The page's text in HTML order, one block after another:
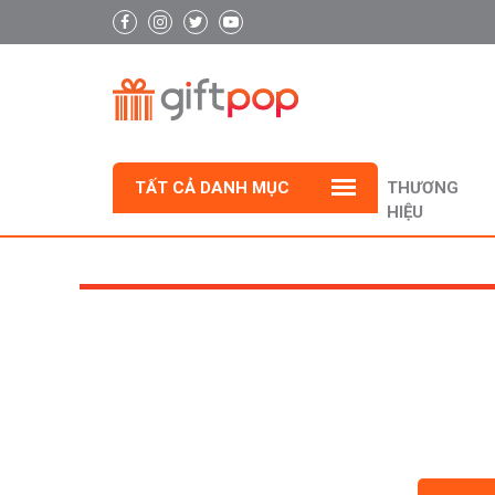
TẤT CẢ DANH MỤC
THƯƠNG
HIỆU